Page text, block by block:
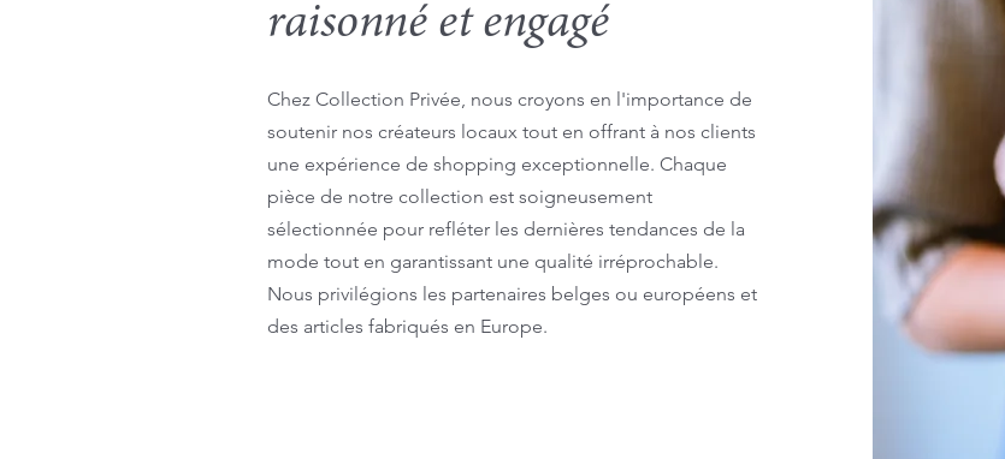
raisonné et engagé
Chez Collection Privée, nous croyons en l'importance de
soutenir nos créateurs locaux tout en offrant à nos clients
une expérience de shopping exceptionnelle. Chaque
pièce de notre collection est soigneusement
sélectionnée pour refléter les dernières tendances de la
mode tout en garantissant une qualité irréprochable.
Nous privilégions les partenaires belges ou européens et
des articles fabriqués en Europe.